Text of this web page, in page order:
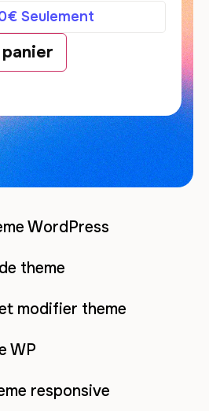
€ Seulement
WordPress
theme
modifier theme
WP
responsive